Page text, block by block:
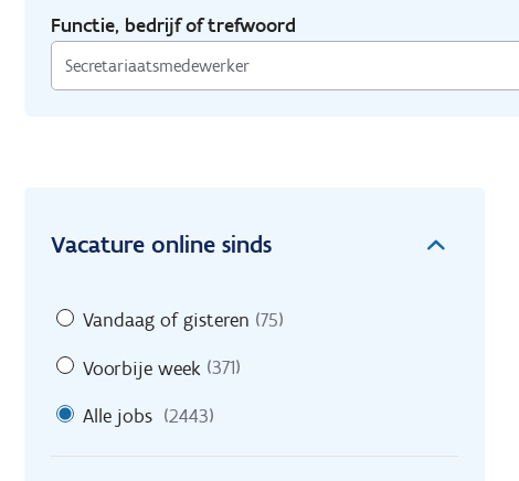
Functie, bedrijf of trefwoord
Vacature online sinds
Vandaag of gisteren (75)
Voorbije week (371)
Alle jobs (2443)